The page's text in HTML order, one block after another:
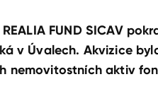
FUND SICAV
v Úvalech. Akvizice
nemovitostních aktiv